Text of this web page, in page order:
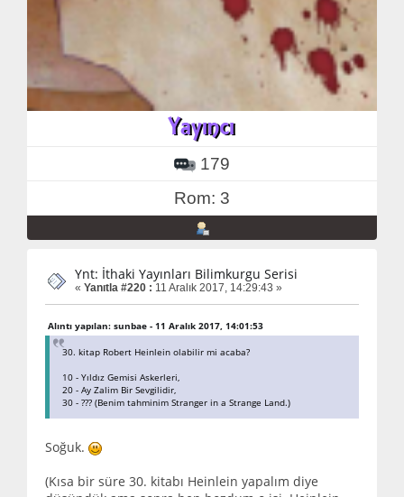
179
Rom: 3
Ynt: İthaki Yayınları Bilimkurgu Serisi
« Yanıtla #220 : 11 Aralık 2017, 14:29:43 »
Alıntı yapılan: sunbae - 11 Aralık 2017, 14:01:53
30. kitap Robert Heinlein olabilir mi acaba?
10 - Yıldız Gemisi Askerleri,
20 - Ay Zalim Bir Sevgilidir,
30 - ??? (Benim tahminim Stranger in a Strange Land.)
Soğuk.
(Kısa bir süre 30. kitabı Heinlein yapalım diye